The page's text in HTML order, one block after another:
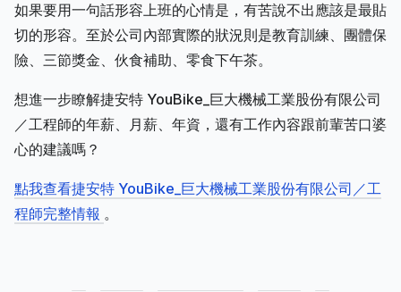
如果要用一句話形容上班的心情是，有苦說不出應該是最貼
切的形容。至於公司內部實際的狀況則是教育訓練、團體保
險、三節獎金、伙食補助、零食下午茶。
想進一步瞭解捷安特 YouBike_巨大機械工業股份有限公司
／工程師的年薪、月薪、年資，還有工作內容跟前輩苦口婆
心的建議嗎？
點我查看捷安特 YouBike_巨大機械工業股份有限公司／工
程師完整情報 。